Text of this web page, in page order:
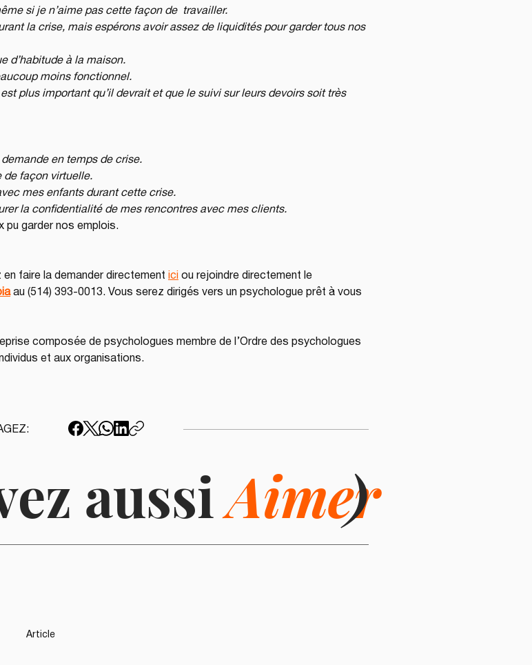
aussiAimer
)
Article
si je n’aime pas cette façon de  travailler.
la crise, mais espérons avoir assez de liquidités pour garder tous nos
d’habitude à la maison.
moins fonctionnel.
plus important qu’il devrait et que le suivi sur leurs devoirs soit très
en temps de crise.
de façon virtuelle.
mes enfants durant cette crise.
la confidentialité de mes rencontres avec mes clients.
pu garder nos emplois.
faire la demander directement ici ou rejoindre directement le
au (514) 393-0013. Vous serez dirigés vers un psychologue prêt à vous
composée de psychologues membre de l’Ordre des psychologues
et aux organisations.